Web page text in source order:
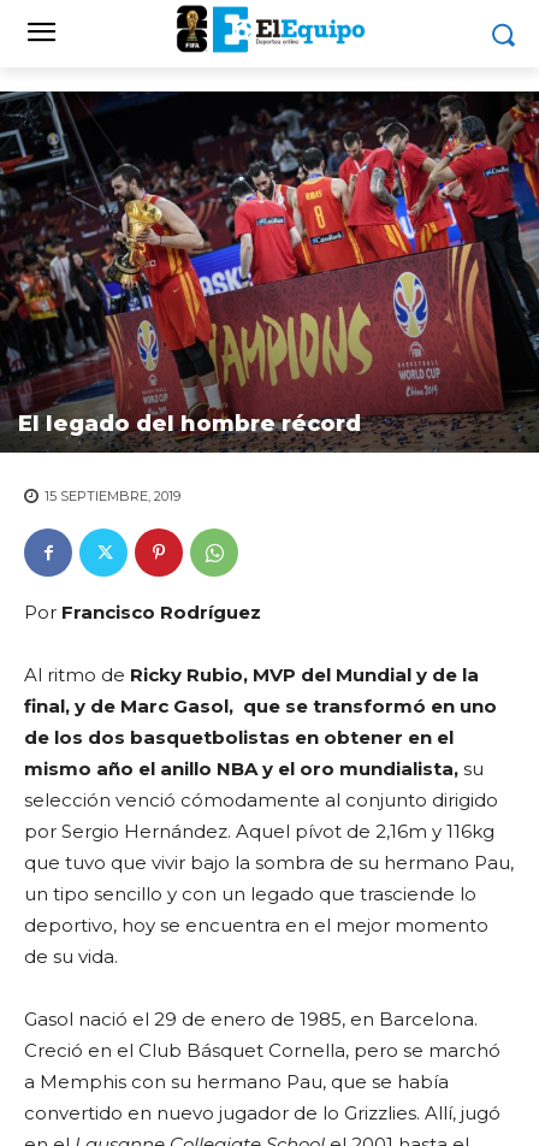
El legado del hombre récord
15 SEPTIEMBRE, 2019
Por Francisco Rodríguez
Al ritmo de Ricky Rubio, MVP del Mundial y de la
final, y de Marc Gasol, que se transformó en uno
de los dos basquetbolistas en obtener en el
mismo año el anillo NBA y el oro mundialista, su
selección venció cómodamente al conjunto dirigido
por Sergio Hernández. Aquel pívot de 2,16m y 116kg
que tuvo que vivir bajo la sombra de su hermano Pau,
un tipo sencillo y con un legado que trasciende lo
deportivo, hoy se encuentra en el mejor momento
de su vida.
Gasol nació el 29 de enero de 1985, en Barcelona.
Creció en el Club Básquet Cornella, pero se marchó
a Memphis con su hermano Pau, que se había
convertido en nuevo jugador de lo Grizzlies. Allí, jugó